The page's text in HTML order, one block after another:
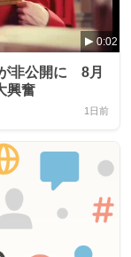
0:02
非公開に 8月
興奮
1日前